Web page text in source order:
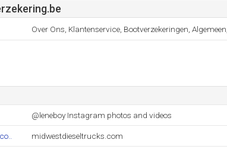
Over Ons, Klantenservice, Bootverzekeringen,
@leneboy Instagram photos and videos
midwestdieseltrucks.com